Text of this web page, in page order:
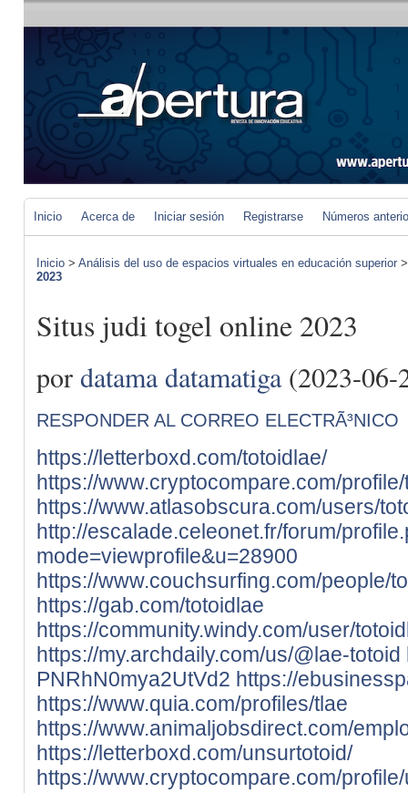
Inicio Acerca de Iniciar sesión Registrarse Números
Inicio > Análisis del uso de espacios virtuales en educación superior
2023
Situs judi togel online 2023
por datama datamatiga(2023-06-
RESPONDER AL CORREO ELECTRÃ³NICO
https://letterboxd.com/totoidlae/
https://www.cryptocompare.com/
https://www.atlasobscura.com/users/
http://escalade.celeonet.fr/forum/
mode=viewprofile&u=28900
https://www.couchsurfing.com/people/
https://gab.com/totoidlae
https://community.windy.com/user/
https://my.archdaily.com/us/@lae-totoid
PNRhN0mya2UtVd2 https://
https://www.quia.com/profiles/tlae
https://www.animaljobsdirect.com/
https://letterboxd.com/unsurtotoid/
https://www.cryptocompare.com/